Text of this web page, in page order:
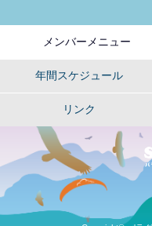
メンバーメニュー
年間スケジュール
リンク